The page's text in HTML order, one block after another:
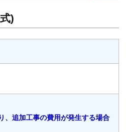
、追加工事の費用が発生する場合